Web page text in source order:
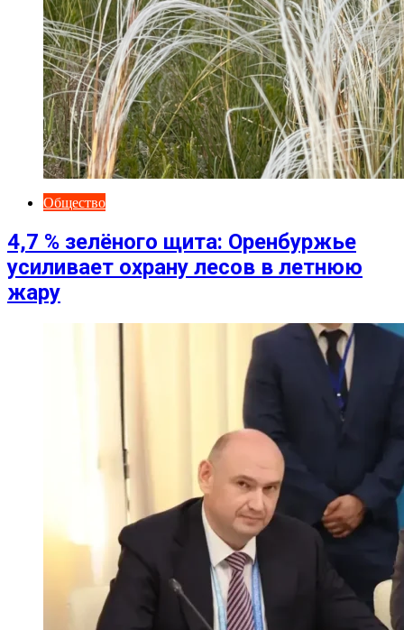
Общество
4,7 % зелёного щита: Оренбуржье
усиливает охрану лесов в летнюю
жару